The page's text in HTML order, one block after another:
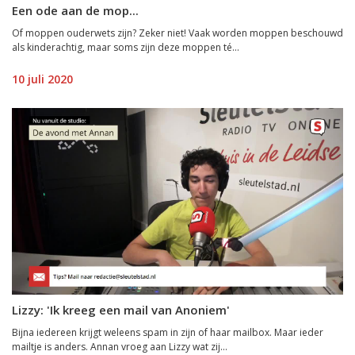
Een ode aan de mop...
Of moppen ouderwets zijn? Zeker niet! Vaak worden moppen beschouwd
als kinderachtig, maar soms zijn deze moppen té...
10 juli 2020
Lizzy: 'Ik kreeg een mail van Anoniem'
Bijna iedereen krijgt weleens spam in zijn of haar mailbox. Maar ieder
mailtje is anders. Annan vroeg aan Lizzy wat zij...